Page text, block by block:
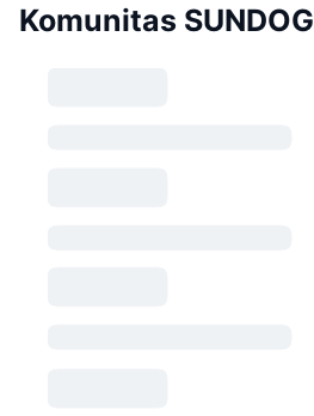
Komunitas SUNDOG